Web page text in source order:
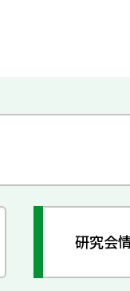
研究会